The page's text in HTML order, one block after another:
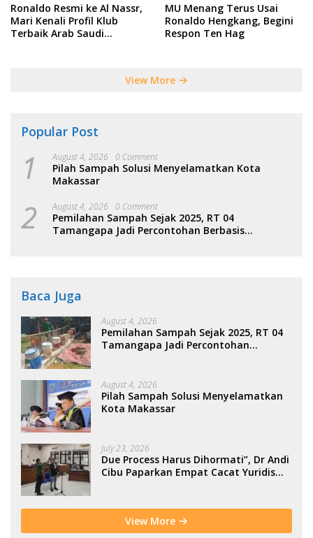
Ronaldo Resmi ke Al Nassr,
Mari Kenali Profil Klub
Terbaik Arab Saudi
MU Menang Terus Usai
Ronaldo Hengkang, Begini
Respon Ten Hag
View More
Popular Post
1 August 4, 2026 0 Comment
Pilah Sampah Solusi Menyelamatkan Kota
Makassar
2 August 4, 2026 0 Comment
Pemilahan Sampah Sejak 2025, RT 04
Tamangapa Jadi Percontohan Berbasis
Baca Juga
August 4, 2026
Pemilahan Sampah Sejak 2025, RT 04
Tamangapa Jadi Percontohan
August 4, 2026
Pilah Sampah Solusi Menyelamatkan
Kota Makassar
July 23, 2026
Due Process Harus Dihormati”, Dr Andi
Cibu Paparkan Empat Cacat Yuridis
View More